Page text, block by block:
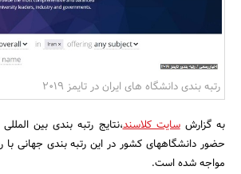
رتبه بندی دانشگاه های ایران در تایمز ۲۰۱۹
به گزارشسایت کلاسند
مواجه شده است.